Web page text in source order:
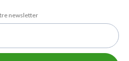
newsletter